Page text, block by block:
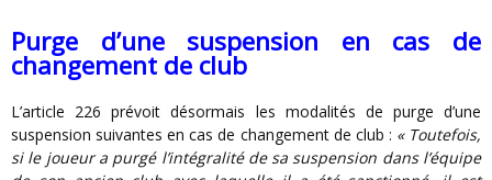
Purge d’une suspension en cas de
changement de club
L’article 226 prévoit désormais les modalités de purge d’une
suspension suivantes en cas de changement de club : « Toutefois,
si le joueur a purgé l’intégralité de sa suspension dans l’équipe